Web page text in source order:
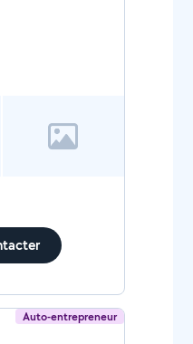
Auto-entrepreneur